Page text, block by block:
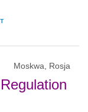
Moskwa, Rosja